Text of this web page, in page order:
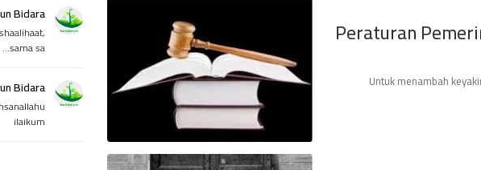
Peraturan
Untuk menambah
Bidara
sama sa...
Bidara
ilaikum